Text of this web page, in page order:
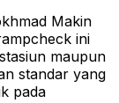
Makin
ini
maupun
standar yang
pada